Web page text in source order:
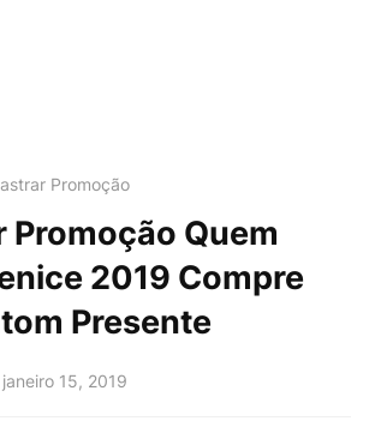
Promoção
Promoção Quem
2019 Compre
Presente
janeiro 15, 2019